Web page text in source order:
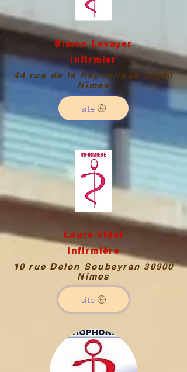
Simon Levayer
infirmier
44 rue de la République 30900
Nîmes
site
Laure Vidal
infirmière
10 rue Delon Soubeyran 30900
Nîmes
site